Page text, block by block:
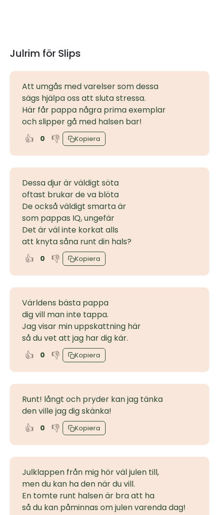
Julrim för Slips
Att umgås med varelser som dessa
sägs hjälpa oss att sluta stressa.
Här får pappa några prima exemplar
och slipper gå med halsen bar!
👍 0 👎 Kopiera
Dessa djur är väldigt söta
oftast brukar de va blöta
De också väldigt smarta är
som pappas IQ, ungefär
Det är väl inte korkat alls
att knyta såna runt din hals?
👍 0 👎 Kopiera
Världens bästa pappa
dig vill man inte tappa.
Jag visar min uppskattning här
så du vet att jag har dig kär.
👍 0 👎 Kopiera
Runt! långt och pryder kan jag tänka
den ville jag dig skänka!
👍 0 👎 Kopiera
Julklappen från mig hör väl julen till,
men du kan ha den när du vill.
En tomte runt halsen är bra att ha
så du kan påminnas om julen varenda dag!